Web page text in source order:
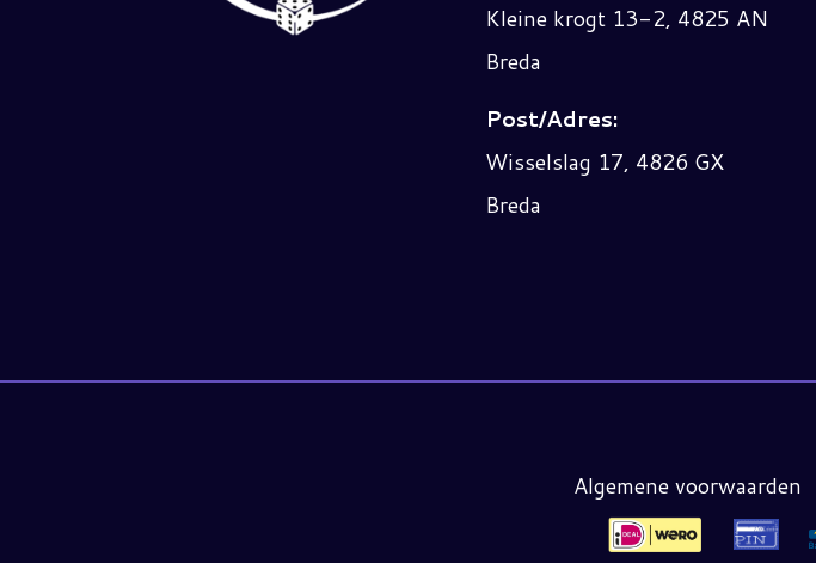
Kleine krogt 13-2, 4825 AN
Breda
Post/Adres:
Wisselslag 17, 4826 GX
Breda
Algemene voorwaarden